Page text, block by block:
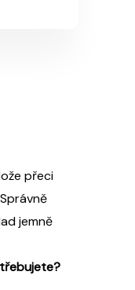
přeci
jemně